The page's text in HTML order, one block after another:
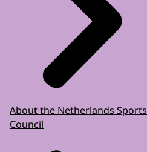
About the Netherlands Sports
Council